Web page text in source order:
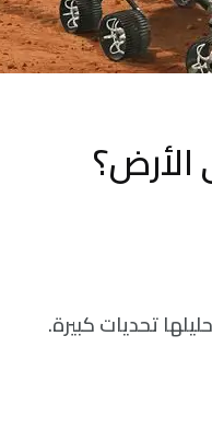
الأرض؟
تحديات كبيرة.